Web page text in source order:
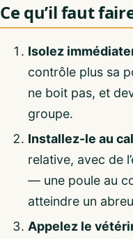
Ce qu’il faut
Isolez
contrôle plus sa
ne boit pas, et
groupe.
Installez-le au
relative, avec de
— une poule au
atteindre un
Appelez le